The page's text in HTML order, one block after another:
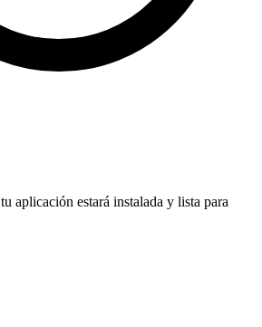
tu aplicación estará instalada y lista para